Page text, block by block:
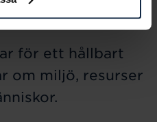
för ett hållbart
om miljö, resurser